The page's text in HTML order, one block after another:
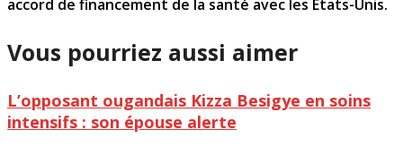
accord de financement de la santé avec les États-Unis.
Vous pourriez aussi aimer
L’opposant ougandais Kizza Besigye en soins
intensifs : son épouse alerte